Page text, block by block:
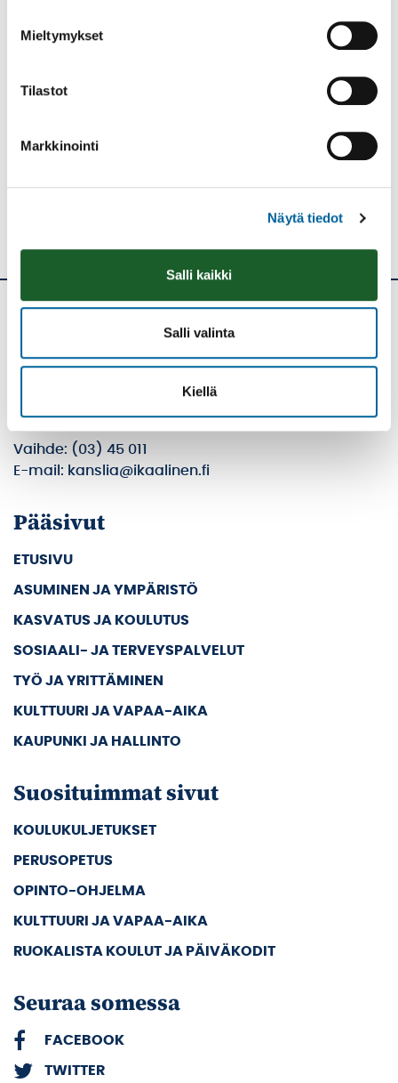
Mieltymykset
Tilastot
Markkinointi
Näytä tiedot
Salli kaikki
Salli valinta
Kiellä
YMPÄRISTÖTERVEYS JA ELÄINLÄÄKÄRIPALVELUT
Ikaalisten kaupunki
Kolmen airon katu 3
39501 IKAALINEN
Vaihde: (03) 45 011
E-mail: kanslia@ikaalinen.fi
Pääsivut
ETUSIVU
ASUMINEN JA YMPÄRISTÖ
KASVATUS JA KOULUTUS
SOSIAALI- JA TERVEYSPALVELUT
TYÖ JA YRITTÄMINEN
KULTTUURI JA VAPAA-AIKA
KAUPUNKI JA HALLINTO
Suosituimmat sivut
KOULUKULJETUKSET
PERUSOPETUS
OPINTO-OHJELMA
KULTTUURI JA VAPAA-AIKA
RUOKALISTA KOULUT JA PÄIVÄKODIT
Seuraa somessa
FACEBOOK
TWITTER